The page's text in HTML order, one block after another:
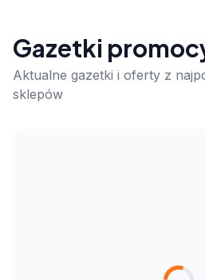
Gazetki
Aktualne gazetki i oferty z
sklepów